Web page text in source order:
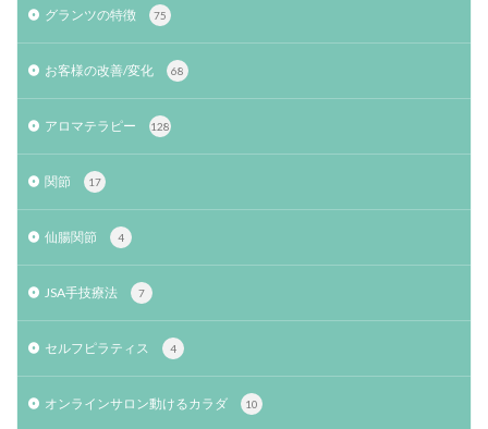
グランツの特徴 75
お客様の改善/変化 68
アロマテラピー 128
関節 17
仙腸関節 4
JSA手技療法 7
セルフピラティス 4
オンラインサロン動けるカラダ 10